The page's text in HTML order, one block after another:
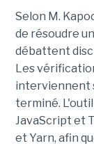
Selon M.
de résoudre
débattent
Les
interviennent
terminé.
JavaScript et
et Yarn, afin